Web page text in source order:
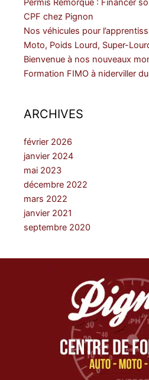
Permis Remorque : Financer
CPF chez Pignon
Nos véhicules pour
Moto, Poids Lourd, Super-
Bienvenue à nos nouveaux
Formation FIMO à niderviller
ARCHIVES
février 2026
janvier 2024
mai 2023
décembre 2022
mars 2022
janvier 2021
septembre 2020